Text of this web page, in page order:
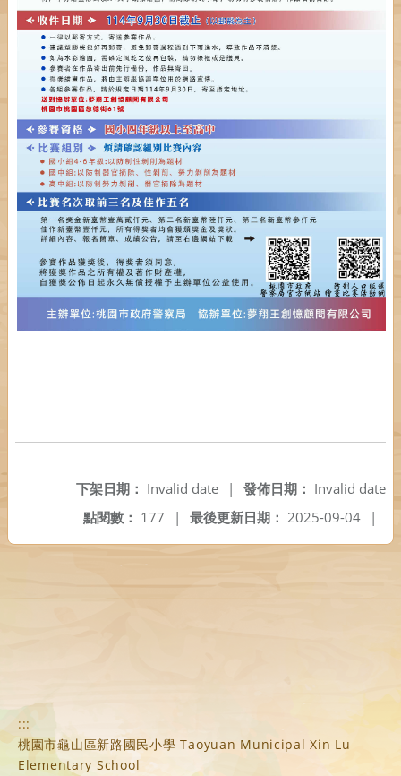
發佈日期： Invalid date
下架日期： Invalid date
|
最後更新日期： 2025-09-04 |
點閱數： 177 |
:::
桃園市龜山區新路國民小學 Taoyuan Municipal Xin Lu
Elementary School